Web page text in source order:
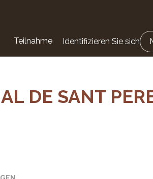
Teilnahme Identifizieren Sie sich
DE SANT